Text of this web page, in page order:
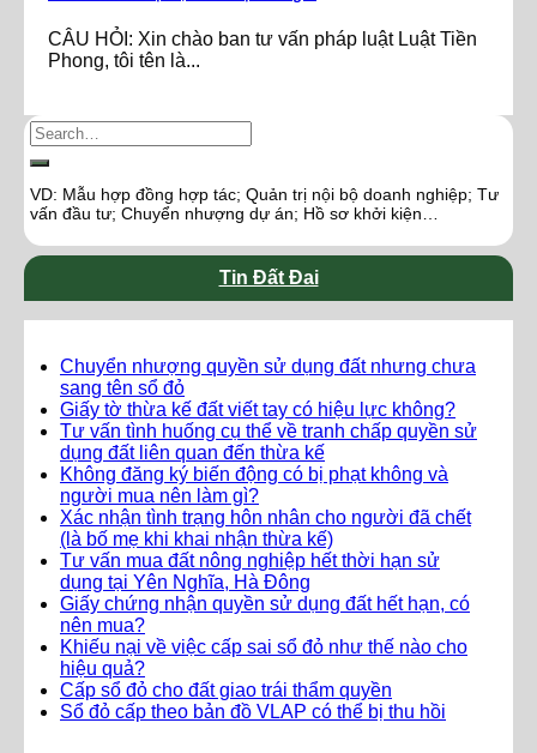
CÂU HỎI: Xin chào ban tư vấn pháp luật Luật Tiền
Phong, tôi tên là...
VD: Mẫu hợp đồng hợp tác; Quản trị nội bộ doanh nghiệp; Tư
vấn đầu tư; Chuyển nhượng dự án; Hồ sơ khởi kiện…
Tin Đất Đai
Chuyển nhượng quyền sử dụng đất nhưng chưa
sang tên sổ đỏ
Giấy tờ thừa kế đất viết tay có hiệu lực không?
Tư vấn tình huống cụ thể về tranh chấp quyền sử
dụng đất liên quan đến thừa kế
Không đăng ký biến động có bị phạt không và
người mua nên làm gì?
Xác nhận tình trạng hôn nhân cho người đã chết
(là bố mẹ khi khai nhận thừa kế)
Tư vấn mua đất nông nghiệp hết thời hạn sử
dụng tại Yên Nghĩa, Hà Đông
Giấy chứng nhận quyền sử dụng đất hết hạn, có
nên mua?
Khiếu nại về việc cấp sai sổ đỏ như thế nào cho
hiệu quả?
Cấp sổ đỏ cho đất giao trái thẩm quyền
Sổ đỏ cấp theo bản đồ VLAP có thể bị thu hồi